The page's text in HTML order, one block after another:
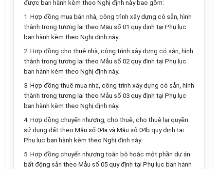
được ban hành kèm theo Nghị định này bao gồm:
1. Hợp đồng mua bán nhà, công trình xây dựng có sẵn, hình
thành trong tương lai theo Mẫu số 01 quy định tại Phụ lục
ban hành kèm theo Nghị định này.
2. Hợp đồng cho thuê nhà, công trình xây dựng có sẵn, hình
thành trong tương lai theo Mẫu số 02quy định tại Phụ lục
ban hành kèm theo Nghị định này.
3. Hợp đồng thuê mua nhà, công trình xây dựng có sẵn, hình
thành trong tương lai theo Mẫu số 03 quy định tại Phụ lục
ban hành kèm theo Nghị định này.
4. Hợp đồng chuyển nhượng, cho thuê, cho thuê lại quyền
sử dụng đất theo Mẫu số 04a và Mẫu số 04b quy định tại
Phụ lục ban hành kèm theo Nghị định này.
5. Hợp đồng chuyển nhượng toàn bộ hoặc một phần dự án
bất động sản theo Mẫu số 05 quy định tại Phụ lục ban hành